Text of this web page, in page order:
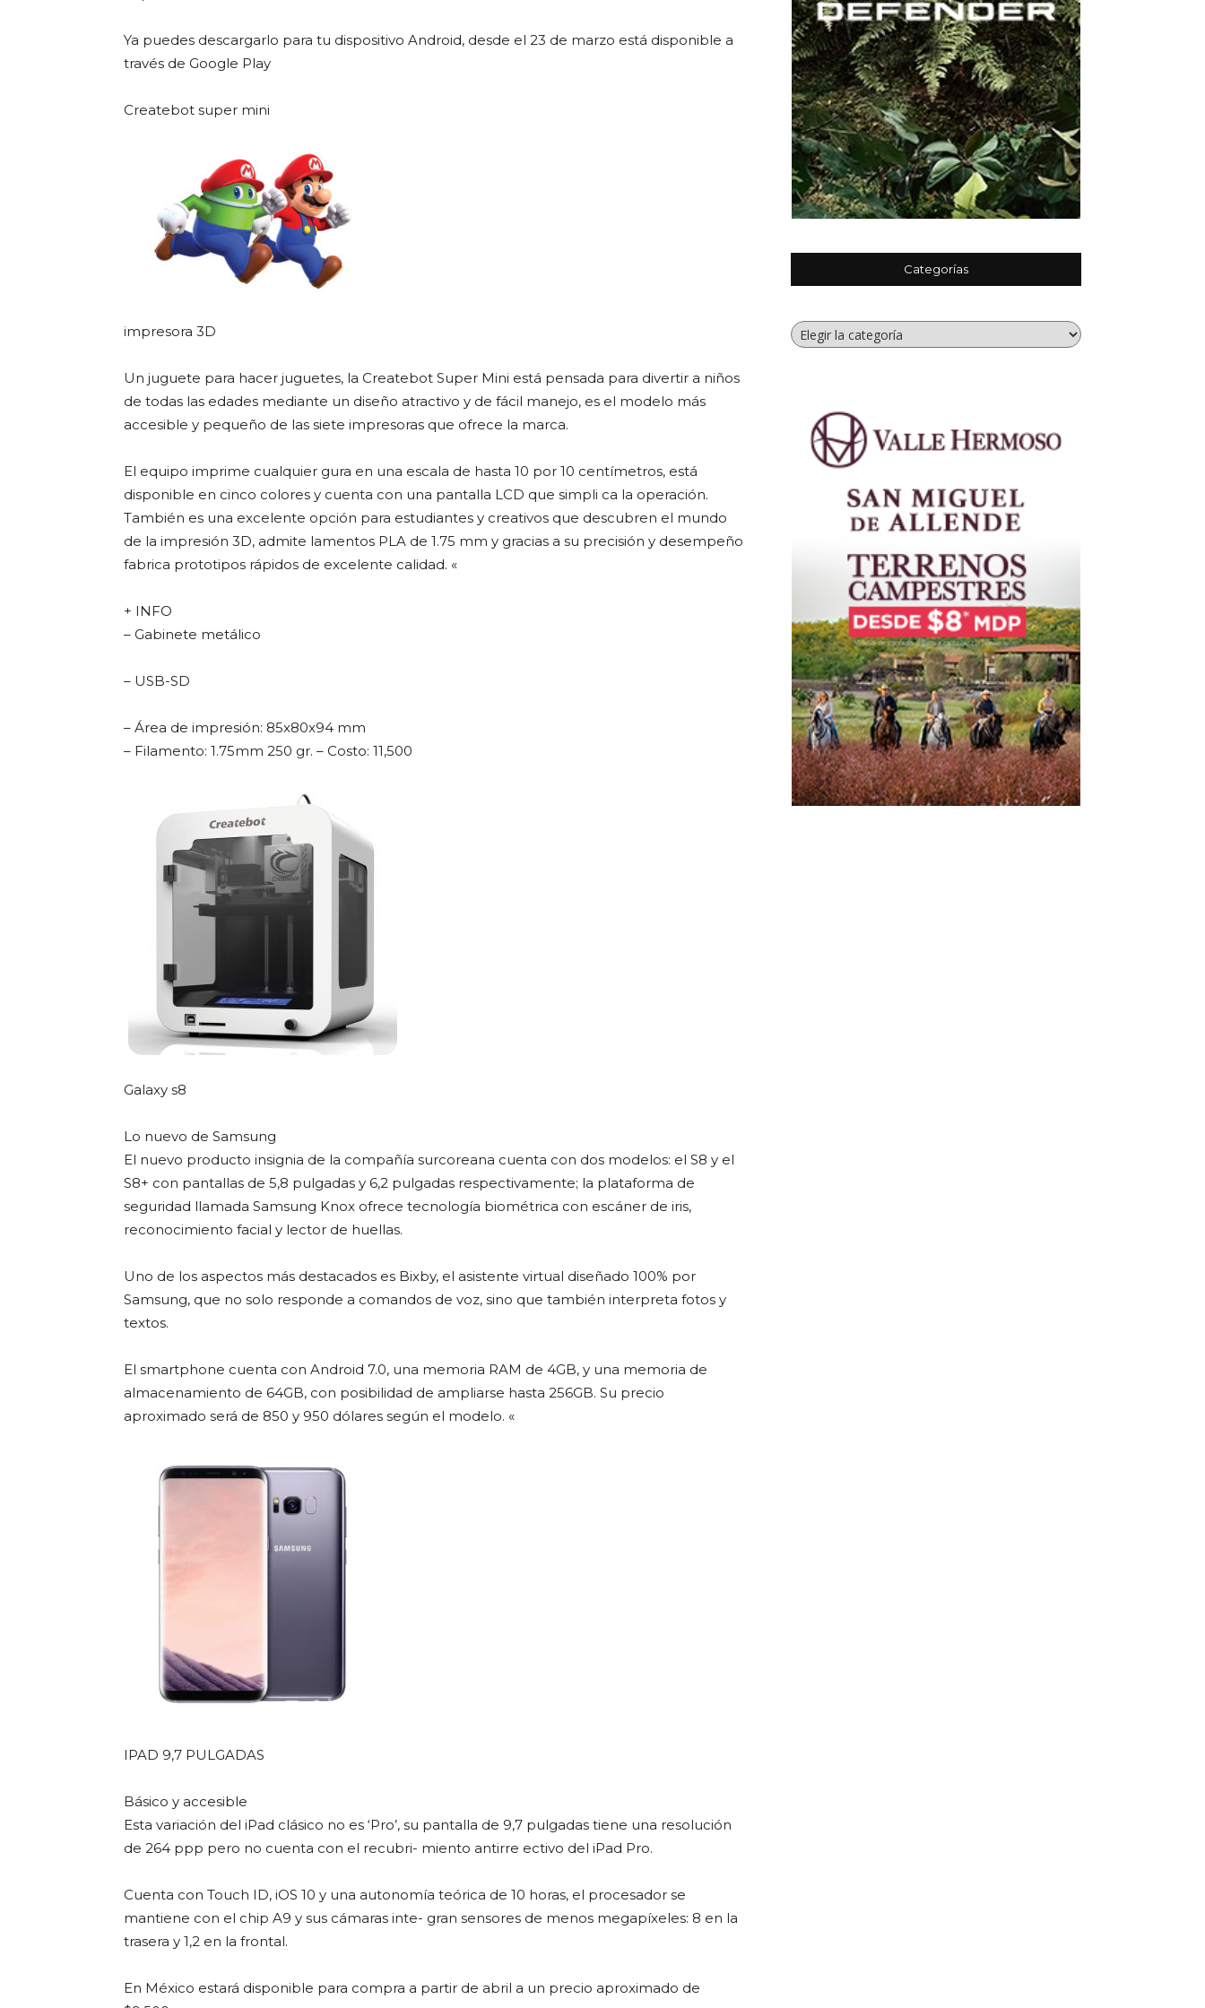
Ya puedes descargarlo para tu dispositivo Android, desde el 23 de marzo está disponible a
través de Google Play
Createbot super mini
impresora 3D
Un juguete para hacer juguetes, la Createbot Super Mini está pensada para divertir a niños
de todas las edades mediante un diseño atractivo y de fácil manejo, es el modelo más
accesible y pequeño de las siete impresoras que ofrece la marca.
El equipo imprime cualquier gura en una escala de hasta 10 por 10 centímetros, está
disponible en cinco colores y cuenta con una pantalla LCD que simpli ca la operación.
También es una excelente opción para estudiantes y creativos que descubren el mundo
de la impresión 3D, admite lamentos PLA de 1.75 mm y gracias a su precisión y desempeño
fabrica prototipos rápidos de excelente calidad. «
+ INFO
– Gabinete metálico
– USB-SD
– Área de impresión: 85x80x94 mm
– Filamento: 1.75mm 250 gr. – Costo: 11,500
Galaxy s8
Lo nuevo de Samsung
El nuevo producto insignia de la compañía surcoreana cuenta con dos modelos: el S8 y el
S8+ con pantallas de 5,8 pulgadas y 6,2 pulgadas respectivamente; la plataforma de
seguridad llamada Samsung Knox ofrece tecnología biométrica con escáner de iris,
reconocimiento facial y lector de huellas.
Uno de los aspectos más destacados es Bixby, el asistente virtual diseñado 100% por
Samsung, que no solo responde a comandos de voz, sino que también interpreta fotos y
textos.
El smartphone cuenta con Android 7.0, una memoria RAM de 4GB, y una memoria de
almacenamiento de 64GB, con posibilidad de ampliarse hasta 256GB. Su precio
aproximado será de 850 y 950 dólares según el modelo. «
IPAD 9,7 PULGADAS
Básico y accesible
Esta variación del iPad clásico no es ‘Pro’, su pantalla de 9,7 pulgadas tiene una resolución
de 264 ppp pero no cuenta con el recubri- miento antirre ectivo del iPad Pro.
Cuenta con Touch ID, iOS 10 y una autonomía teórica de 10 horas, el procesador se
mantiene con el chip A9 y sus cámaras inte- gran sensores de menos megapíxeles: 8 en la
trasera y 1,2 en la frontal.
En México estará disponible para compra a partir de abril a un precio aproximado de
Categorías
Categorías